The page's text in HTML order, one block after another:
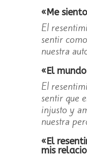
«Me
El
sentir
nuestra
«El
El
sentir que
injusto y
nuestra
«El
mis